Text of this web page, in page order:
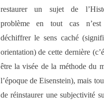
restaurer un sujet de
problème en tout cas
déchiffrer le sens caché
orientation) de cette dernière
être la visée de la méthode du
l’époque de Eisenstein), mais
de réinstaurer une subjectivité